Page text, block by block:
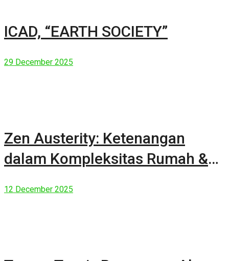
ICAD, “EARTH SOCIETY”
29 December 2025
Zen Austerity: Ketenangan
dalam Kompleksitas Rumah &
12 December 2025